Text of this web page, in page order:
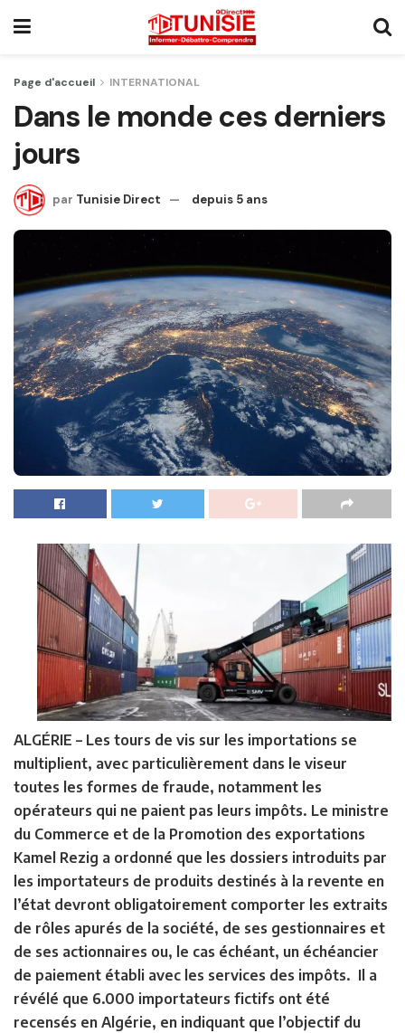
Page d'accueil INTERNATIONAL
Dans le monde ces derniers
jours
par Tunisie Direct depuis 5 ans
ALGÉRIE – Les tours de vis sur les importations se
multiplient, avec particulièrement dans le viseur
toutes les formes de fraude, notamment les
opérateurs qui ne paient pas leurs impôts. Le ministre
du Commerce et de la Promotion des exportations
Kamel Rezig a ordonné que les dossiers introduits par
les importateurs de produits destinés à la revente en
l’état devront obligatoirement comporter les extraits
de rôles apurés de la société, de ses gestionnaires et
de ses actionnaires ou, le cas échéant, un échéancier
de paiement établi avec les services des impôts. Il a
révélé que 6.000 importateurs fictifs ont été
recensés en Algérie, en indiquant que l’objectif du